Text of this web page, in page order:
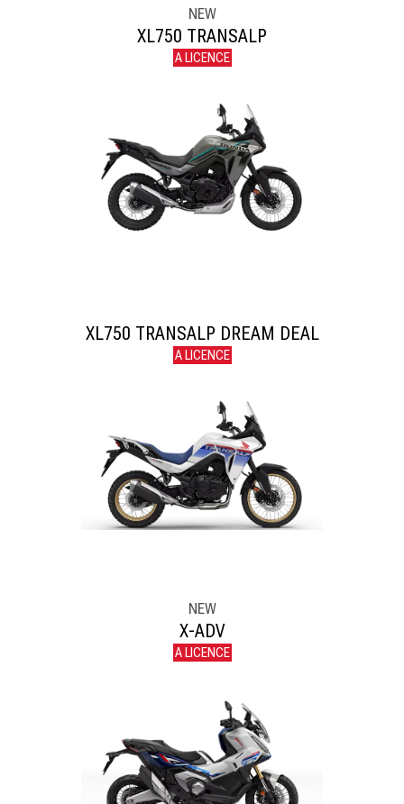
NEW
XL750 TRANSALP
A LICENCE
XL750 TRANSALP DREAM DEAL
A LICENCE
NEW
X-ADV
A LICENCE